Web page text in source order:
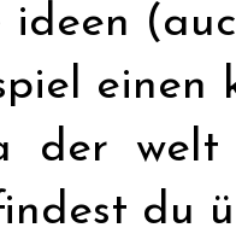
ideen
einen
der welt
du